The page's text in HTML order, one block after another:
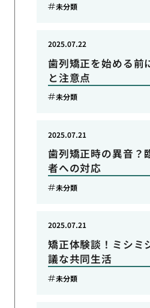
未分類
歯列矯正を始める前
と注意点
2025.07.22
未分類
歯列矯正時の異音？
者への対応
2025.07.21
未分類
矯正体験談！ミシミ
議な共同生活
2025.07.21
未分類